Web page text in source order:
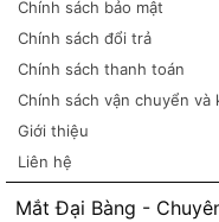
Chính sách bảo mật
Chính sách đổi trả
Chính sách thanh toán
Chính sách vận chuyển và
Giới thiệu
Liên hệ
Mắt Đại Bàng -